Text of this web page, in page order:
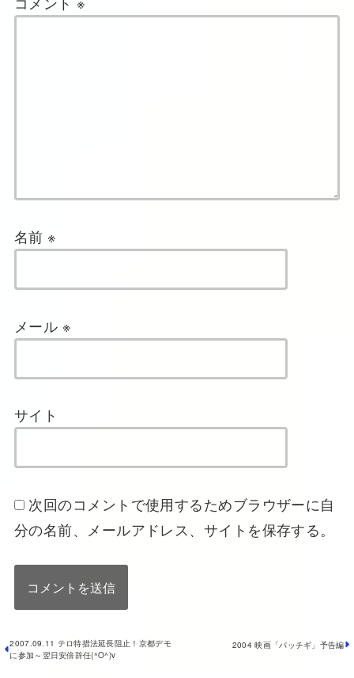
名前 ※
メール ※
サイト
次回のコメントで使用するためブラウザーに自
分の名前、メールアドレス、サイトを保存する。
2004 映画「パッチギ」予告編
2007.09.11 テロ特措法延長阻止！京都デモ
に参加～翌日安倍辞任(^O^)v